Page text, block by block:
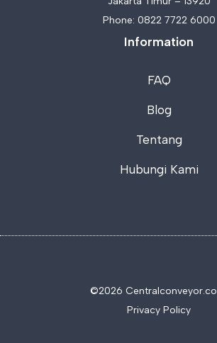
Phone: 0822 7722 6000
Information
FAQ
Blog
Tentang
Hubungi Kami
©2026 C
Privacy Policy